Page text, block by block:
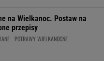
na Wielkanoc. Postaw na
przepisy
POTRAWY WIELKANOCNE